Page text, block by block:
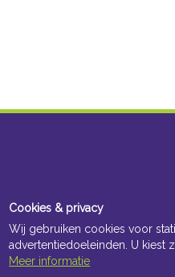
Cookies & privacy
Wij gebruiken cookies voor
advertentiedoeleinden. U kiest
Meer informatie